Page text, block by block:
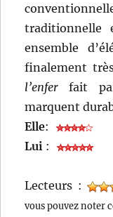
ensemble
finalement
l’enfer fait
marquent
Elle:
Lui :
Lecteurs :
vous pouvez noter